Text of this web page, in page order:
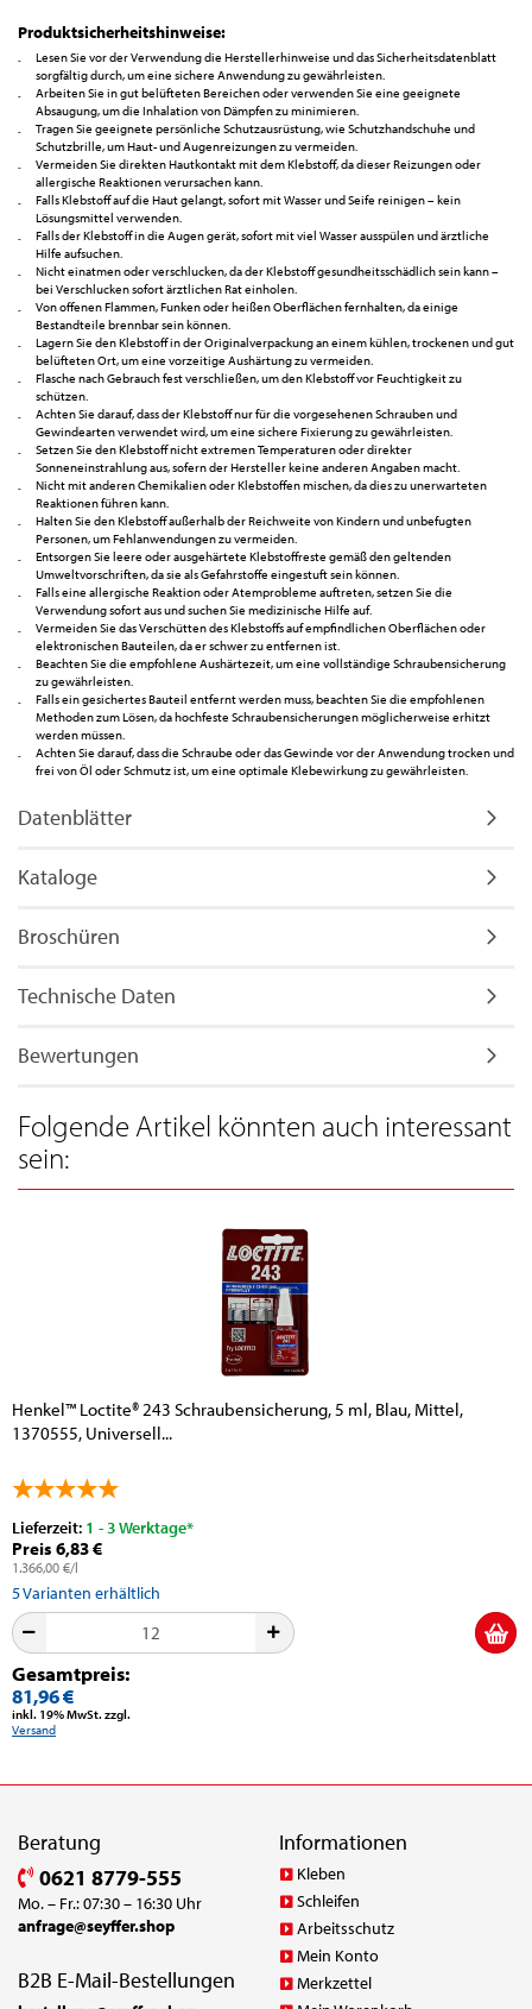
Produktsicherheitshinweise:
Lesen Sie vor der Verwendung die Herstellerhinweise und das Sicherheitsdatenblatt
sorgfältig durch, um eine sichere Anwendung zu gewährleisten.
Arbeiten Sie in gut belüfteten Bereichen oder verwenden Sie eine geeignete
Absaugung, um die Inhalation von Dämpfen zu minimieren.
Tragen Sie geeignete persönliche Schutzausrüstung, wie Schutzhandschuhe und
Schutzbrille, um Haut- und Augenreizungen zu vermeiden.
Vermeiden Sie direkten Hautkontakt mit dem Klebstoff, da dieser Reizungen oder
allergische Reaktionen verursachen kann.
Falls Klebstoff auf die Haut gelangt, sofort mit Wasser und Seife reinigen – kein
Lösungsmittel verwenden.
Falls der Klebstoff in die Augen gerät, sofort mit viel Wasser ausspülen und ärztliche
Hilfe aufsuchen.
Nicht einatmen oder verschlucken, da der Klebstoff gesundheitsschädlich sein kann –
bei Verschlucken sofort ärztlichen Rat einholen.
Von offenen Flammen, Funken oder heißen Oberflächen fernhalten, da einige
Bestandteile brennbar sein können.
Lagern Sie den Klebstoff in der Originalverpackung an einem kühlen, trockenen und gut
belüfteten Ort, um eine vorzeitige Aushärtung zu vermeiden.
Flasche nach Gebrauch fest verschließen, um den Klebstoff vor Feuchtigkeit zu
schützen.
Achten Sie darauf, dass der Klebstoff nur für die vorgesehenen Schrauben und
Gewindearten verwendet wird, um eine sichere Fixierung zu gewährleisten.
Setzen Sie den Klebstoff nicht extremen Temperaturen oder direkter
Sonneneinstrahlung aus, sofern der Hersteller keine anderen Angaben macht.
Nicht mit anderen Chemikalien oder Klebstoffen mischen, da dies zu unerwarteten
Reaktionen führen kann.
Halten Sie den Klebstoff außerhalb der Reichweite von Kindern und unbefugten
Personen, um Fehlanwendungen zu vermeiden.
Entsorgen Sie leere oder ausgehärtete Klebstoffreste gemäß den geltenden
Umweltvorschriften, da sie als Gefahrstoffe eingestuft sein können.
Falls eine allergische Reaktion oder Atemprobleme auftreten, setzen Sie die
Verwendung sofort aus und suchen Sie medizinische Hilfe auf.
Vermeiden Sie das Verschütten des Klebstoffs auf empfindlichen Oberflächen oder
elektronischen Bauteilen, da er schwer zu entfernen ist.
Beachten Sie die empfohlene Aushärtezeit, um eine vollständige Schraubensicherung
zu gewährleisten.
Falls ein gesichertes Bauteil entfernt werden muss, beachten Sie die empfohlenen
Methoden zum Lösen, da hochfeste Schraubensicherungen möglicherweise erhitzt
werden müssen.
Achten Sie darauf, dass die Schraube oder das Gewinde vor der Anwendung trocken und
frei von Öl oder Schmutz ist, um eine optimale Klebewirkung zu gewährleisten.
Datenblätter
Kataloge
Broschüren
Technische Daten
Bewertungen
Folgende Artikel könnten auch interessant
sein:
Henkel™ Loctite® 243 Schraubensicherung, 5 ml, Blau, Mittel,
1370555, Universell...
Lieferzeit: 1 - 3 Werktage*
Preis 6,83 €
1.366,00 €/l
5Varianten erhältlich
Gesamtpreis:
81,96 €
inkl. 19% MwSt. zzgl.
Versand
Beratung
0621 8779-555
Mo. – Fr.: 07:30 – 16:30 Uhr
anfrage@seyffer.shop
B2B E-Mail-Bestellungen
Informationen
Kleben
Schleifen
Arbeitsschutz
Mein Konto
Merkzettel